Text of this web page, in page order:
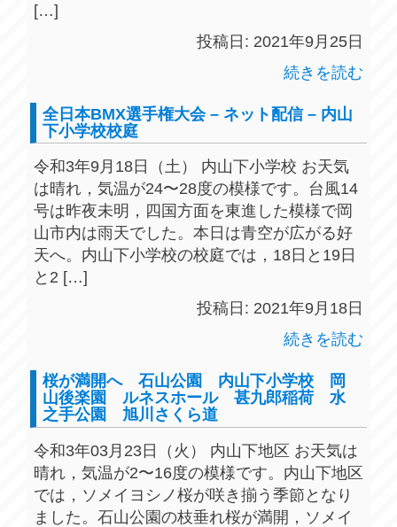
[…]
投稿日: 2021年9月25日
続きを読む
全日本BMX選手権大会 – ネット配信 – 内山
下小学校校庭
令和3年9月18日（土） 内山下小学校 お天気
は晴れ，気温が24〜28度の模様です。台風14
号は昨夜未明，四国方面を東進した模様で岡
山市内は雨天でした。本日は青空が広がる好
天へ。内山下小学校の校庭では，18日と19日
と2 […]
投稿日: 2021年9月18日
続きを読む
桜が満開へ 石山公園 内山下小学校 岡
山後楽園 ルネスホール 甚九郎稲荷 水
之手公園 旭川さくら道
令和3年03月23日（火） 内山下地区 お天気は
晴れ，気温が2〜16度の模様です。内山下地区
では，ソメイヨシノ桜が咲き揃う季節となり
ました。石山公園の枝垂れ桜が満開，ソメイ